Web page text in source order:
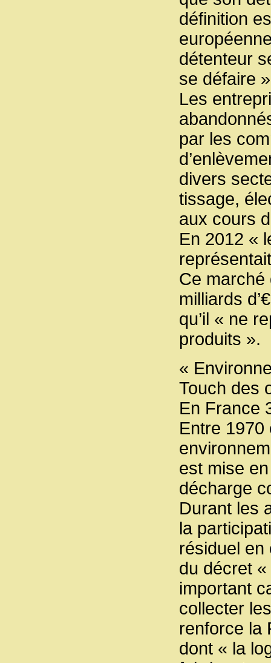
définition
détenteur
se défaire
Les
par les
divers
tissage,
aux cours
En 2012 «
Ce marché
milliards
qu’il « ne
produits ».
«
Touch des
En France
Entre 1970
est mise
décharge
Durant les
la
résiduel en
du décret
important
collecter
renforce la
dont « la